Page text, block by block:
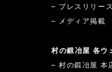
プレスリリース
メディア掲載
村の鍛冶屋 各ウ
村の鍛冶屋 本